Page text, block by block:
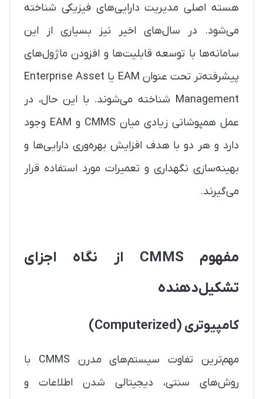
هسته اصلی مدیریت دارایی‌های فیزیکی شناخته
می‌شود. در سال‌های اخیر نیز بسیاری از این
سامانه‌ها با توسعه قابلیت‌ها و افزودن ماژول‌های
پیشرفته‌تر تحت عنوان EAM یا Enterprise Asset
Management شناخته می‌شوند. با این حال، در
عمل همپوشانی زیادی میان CMMS و EAM وجود
دارد و هر دو با هدف افزایش بهره‌وری دارایی‌ها و
بهینه‌سازی نگهداری و تعمیرات مورد استفاده قرار
می‌گیرند.
مفهوم CMMS از نگاه اجزای
تشکیل‌دهنده
کامپیوتری (Computerized)
مهم‌ترین تفاوت سیستم‌های مدرن CMMS با
روش‌های سنتی، دیجیتالی شدن اطلاعات و